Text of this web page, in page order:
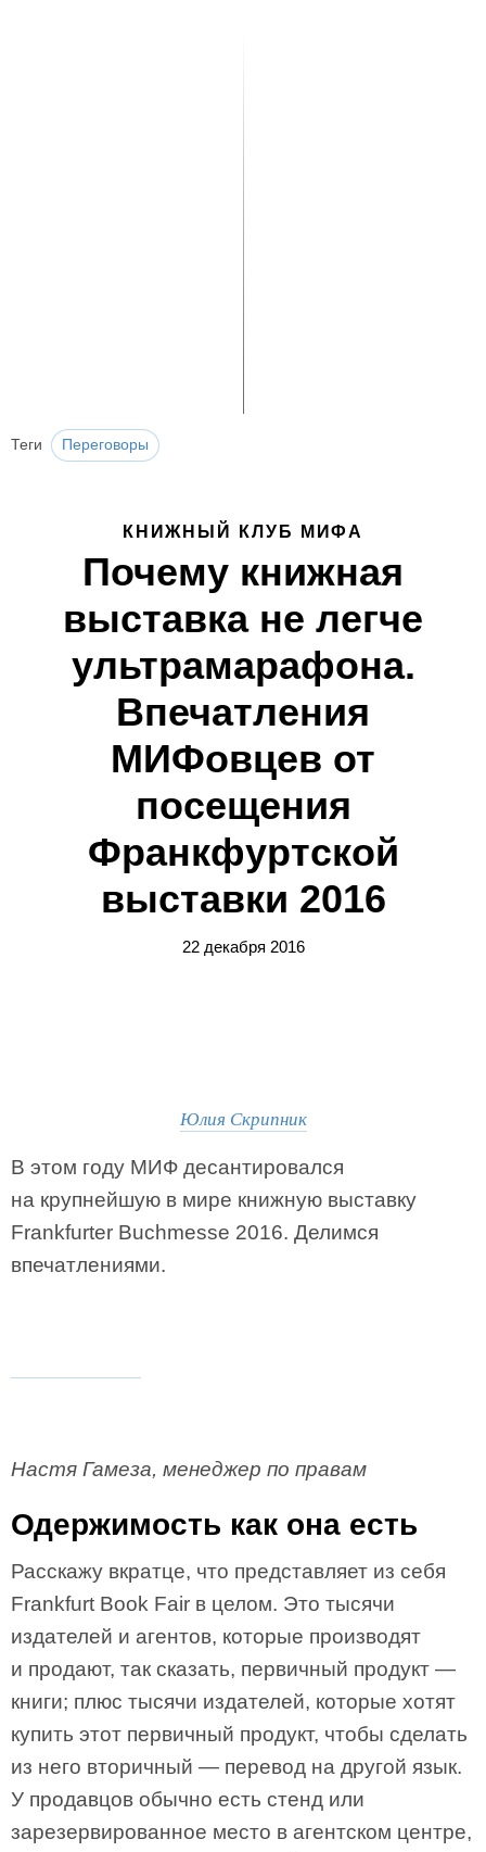
Теги Переговоры
КНИЖНЫЙ КЛУБ МИФА
Почему книжная
выставка не легче
ультрамарафона.
Впечатления
МИФовцев от
посещения
Франкфуртской
выставки 2016
22 декабря 2016
Юлия Скрипник
В этом году МИФ десантировался
на крупнейшую в мире книжную выставку
Frankfurter Buchmesse 2016. Делимся
впечатлениями.
Настя Гамеза, менеджер по правам
Одержимость как она есть
Расскажу вкратце, что представляет из себя
Frankfurt Book Fair в целом. Это тысячи
издателей и агентов, которые производят
и продают, так сказать, первичный продукт —
книги; плюс тысячи издателей, которые хотят
купить этот первичный продукт, чтобы сделать
из него вторичный — перевод на другой язык.
У продавцов обычно есть стенд или
зарезервированное место в агентском центре,